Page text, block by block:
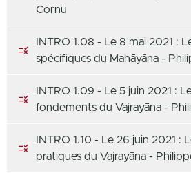
Cornu
INTRO 1.08 - Le 8 mai 2021 :
spécifiques du Mahāyāna -
INTRO 1.09 - Le 5 juin 2021 :
fondements du Vajrayāna -
INTRO 1.10 - Le 26 juin 2021 :
pratiques du Vajrayāna -